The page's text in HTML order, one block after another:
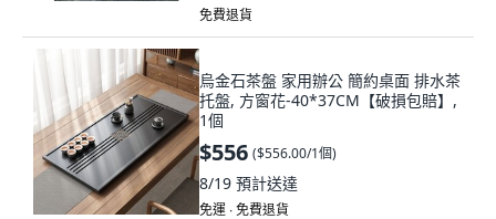
免費退貨
烏金石茶盤 家用辦公 簡約桌面 排水茶
托盤, 方窗花-40*37CM【破損包賠】,
1個
$556 ($556.00/1個)
8/19 預計送達
免運 ∙ 免費退貨